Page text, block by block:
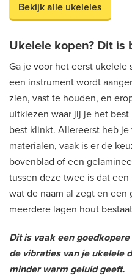
Bekijk alle ukeleles
Ukelele kopen? Dit is
Ga je voor het eerst ukelele
een instrument wordt
zien, vast te houden, en
uitkiezen waar jij je het
best klinkt. Allereerst heb
materialen, vaak is er de
bovenblad of een
tussen deze twee is dat
wat de naam al zegt en
meerdere lagen hout
Dit is vaak een
de vibraties van je ukelele
minder warm geluid geeft.